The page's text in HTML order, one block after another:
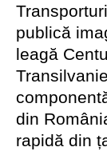
publică
leagă
din
rapidă din